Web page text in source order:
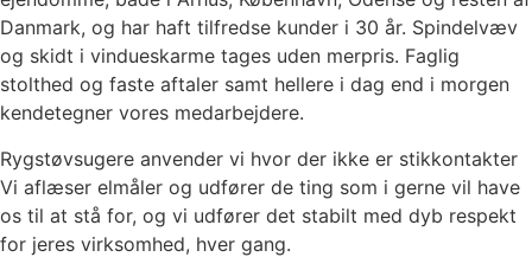
Danmark, og har haft tilfredse kunder i 30 år. Spindelvæv
og skidt i vindueskarme tages uden merpris. Faglig
stolthed og faste aftaler samt hellere i dag end i morgen
kendetegner vores medarbejdere.
Rygstøvsugere anvender vi hvor der ikke er stikkontakter
Vi aflæser elmåler og udfører de ting som i gerne vil have
os til at stå for, og vi udfører det stabilt med dyb respekt
for jeres virksomhed, hver gang.